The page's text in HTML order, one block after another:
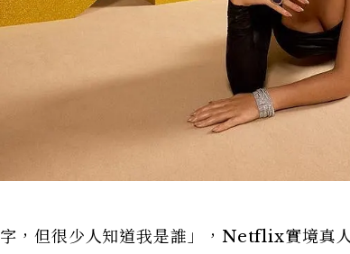
字，但很少人知道我是誰」，Netflix實境真